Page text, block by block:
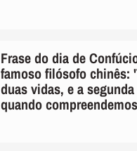
Frase do dia de
famoso filósofo chinês:
duas vidas, e a
quando